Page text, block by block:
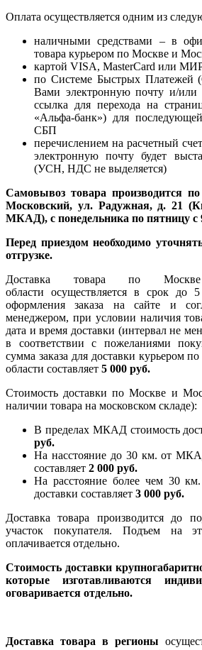
Оплата осуществляется одним из
наличными средствами – в
товара курьером по Москве и
картой VISA, MasterCard или
по Системе Быстрых Платежей
Вами электронную почту и/или
ссылка для перехода на
«Альфа-банк») для
СБП
перечислением на расчетный
электронную почту будет
(УСН, НДС не выделяется)
Самовывоз товара производится
Московский, ул. Радужная, д. 21
МКАД), с понедельника по пятницу с
Перед приездом необходимо
отгрузке.
Доставка товара по
области осуществляется в срок до
оформления заказа на сайте и
менеджером, при условии наличия
дата и время доставки (интервал не
в соответствии с пожеланиями
сумма заказа для доставки курьером
области составляет 5 000 руб.
Стоимость доставки по Москве и
наличии товара на московском складе):
В пределах МКАД стоимость
руб.
На насcтояние до 30 км. от
составляет 2 000 руб.
На расстояние более чем 30
доставки составляет 3 000 руб.
Доставка товара производится до
участок покупателя. Подъем на
оплачивается отдельно.
Стоимость доставки
которые изготавливаются
оговаривается отдельно.
Доставка товара в регионы